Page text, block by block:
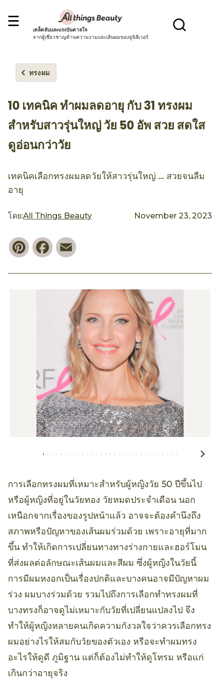
เคล็ดลับและแรงบันดาลใจ
จากผู้เชี่ยวชาญด้านความงามและเส้นผมของยูนิลีเวอร์
ทรงผม
10 เทคนิค ทำผมลดอายุ กับ 31 ทรงผม
สำหรับสาวรุ่นใหญ่ วัย 50 อัพ สวย สดใส
ดูอ่อนกว่าวัย
เทคนิคเลือกทรงผมลดวัยให้สาวรุ่นใหญ่ … สวยจนลืม
อายุ
โดย:All Things Beauty November 23, 2023
PinterestFacebook
การเลือกทรงผมที่เหมาะสำหรับผู้หญิงวัย 50 ปีขึ้นไป
หรือผู้หญิงที่อยู่ในวัยทอง วัยหมดประจำเดือน นอก
เหนือกจากเรื่องของรูปหน้าแล้ว อาจจะต้องคำนึงถึง
สภาพหรือปัญหาของเส้นผมร่วมด้วย เพราะอายุที่มาก
ขึ้น ทำให้เกิดการเปลี่ยนทางทางร่างกายและฮอร์โมน
ที่ส่งผลต่อลักษณะเส้นผมและสีผม ซึ่งผู้หญิงในวัยนี้
การมีผมหงอกเป็นเรื่องปกติและบางคนอาจมีปัญหาผม
ร่วง ผมบางร่วมด้วย รวมไปถึงการเลือกทำทรงผมที่
บางทรงก็อาจดูไม่เหมาะกับวัยที่เปลี่ยนแปลงไป จึง
ทำให้ผู้หญิงหลายคนเกิดความกังวลใจว่าควรเลือกทรง
ผมอย่างไรให้สมกับวัยของตัวเอง หรือจะทำผมทรง
อะไรให้ดูดี ภูมิฐาน แต่ก็ต้องไม่ทำให้ดูโทรม หรือแก่
เกินกว่าอายุจริง